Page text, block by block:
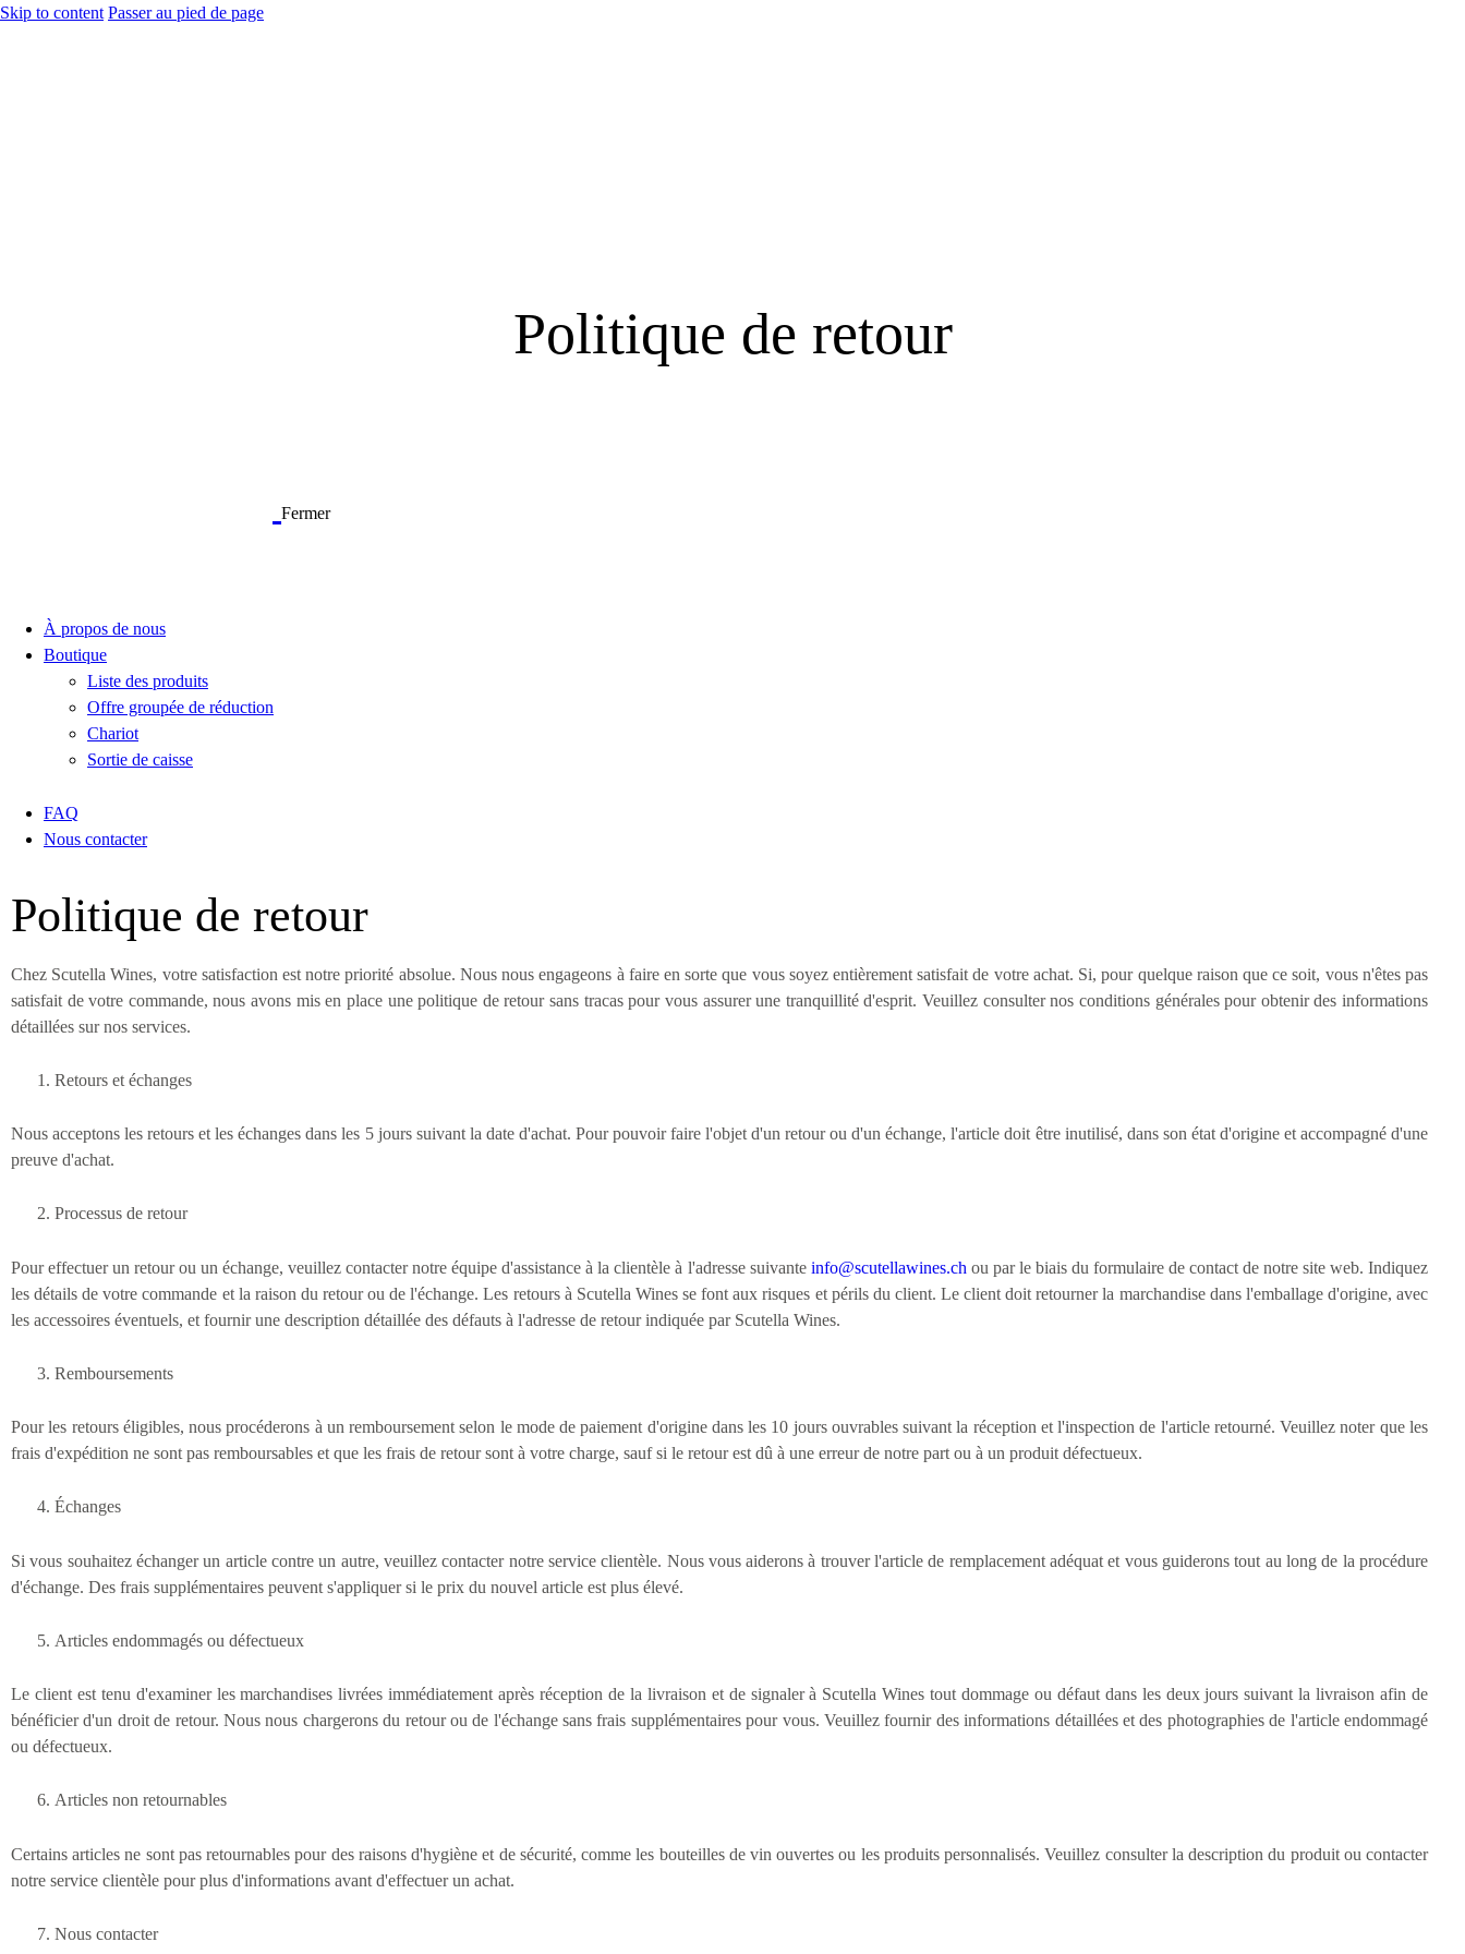
Skip to content Passer au pied de page
Politique de retour
Fermer
À propos de nous
Boutique
Liste des produits
Offre groupée de réduction
Chariot
Sortie de caisse
FAQ
Nous contacter
Politique de retour
Chez Scutella Wines, votre satisfaction est notre priorité absolue. Nous nous engageons à faire en sorte que vous soyez entièrement satisfait de votre achat. Si, pour quelque raison que ce soit, vous n'êtes pas
satisfait de votre commande, nous avons mis en place une politique de retour sans tracas pour vous assurer une tranquillité d'esprit. Veuillez consulter nos conditions générales pour obtenir des informations
détaillées sur nos services.
Retours et échanges
Nous acceptons les retours et les échanges dans les 5 jours suivant la date d'achat. Pour pouvoir faire l'objet d'un retour ou d'un échange, l'article doit être inutilisé, dans son état d'origine et accompagné d'une
preuve d'achat.
Processus de retour
Pour effectuer un retour ou un échange, veuillez contacter notre équipe d'assistance à la clientèle à l'adresse suivante info@scutellawines.ch ou par le biais du formulaire de contact de notre site web. Indiquez
les détails de votre commande et la raison du retour ou de l'échange. Les retours à Scutella Wines se font aux risques et périls du client. Le client doit retourner la marchandise dans l'emballage d'origine, avec
les accessoires éventuels, et fournir une description détaillée des défauts à l'adresse de retour indiquée par Scutella Wines.
Remboursements
Pour les retours éligibles, nous procéderons à un remboursement selon le mode de paiement d'origine dans les 10 jours ouvrables suivant la réception et l'inspection de l'article retourné. Veuillez noter que les
frais d'expédition ne sont pas remboursables et que les frais de retour sont à votre charge, sauf si le retour est dû à une erreur de notre part ou à un produit défectueux.
Échanges
Si vous souhaitez échanger un article contre un autre, veuillez contacter notre service clientèle. Nous vous aiderons à trouver l'article de remplacement adéquat et vous guiderons tout au long de la procédure
d'échange. Des frais supplémentaires peuvent s'appliquer si le prix du nouvel article est plus élevé.
Articles endommagés ou défectueux
Le client est tenu d'examiner les marchandises livrées immédiatement après réception de la livraison et de signaler à Scutella Wines tout dommage ou défaut dans les deux jours suivant la livraison afin de
bénéficier d'un droit de retour. Nous nous chargerons du retour ou de l'échange sans frais supplémentaires pour vous. Veuillez fournir des informations détaillées et des photographies de l'article endommagé
ou défectueux.
Articles non retournables
Certains articles ne sont pas retournables pour des raisons d'hygiène et de sécurité, comme les bouteilles de vin ouvertes ou les produits personnalisés. Veuillez consulter la description du produit ou contacter
notre service clientèle pour plus d'informations avant d'effectuer un achat.
Nous contacter